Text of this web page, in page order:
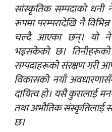
सांस्कृतिक सम्पदाको धनी
रूपमा परम्परादेखि नै
चल्दै आएका छन्। यो
भइसकेको छ।
सम्पदाहरूको संरक्षण गरी
विकासको नयाँ
दायित्व हो। यसै कुरालाई
तथा अभौतिक संस्कृतिलाई
छ।